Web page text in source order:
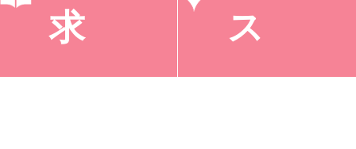
求
ス
様々な意見や考えなどを聞くことができてとても
面白いです。 言語や文化の違いで、苦労すること
になるように努めたいです。